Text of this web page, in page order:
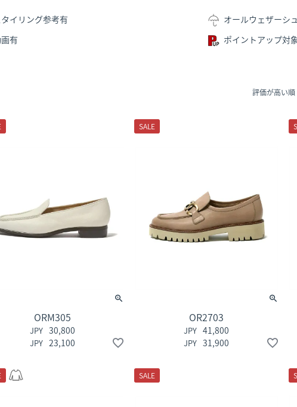
イリング参考有
オールウェザーシ
有
ポイントアップ対
評価が高い順
ORM305
30,800
23,100
SALE
OR2703
41,800
31,900
SALE